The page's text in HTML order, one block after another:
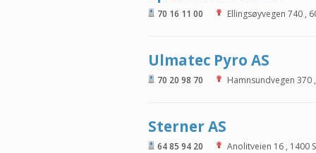
70 16 11 00 Ellingsøyvegen 740 ,
Ulmatec Pyro AS
70 20 98 70 Hamnsundvegen 370
Sterner AS
64 85 94 20 Anolitveien 16 , 1400